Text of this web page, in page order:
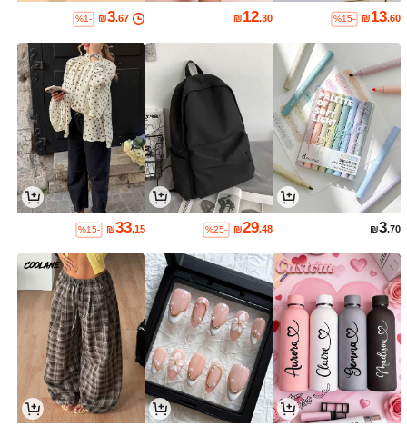
₪13.60
%15-
₪12.30
₪3.67
%1-
₪3.70
₪29.48
%25-
₪33.15
%15-